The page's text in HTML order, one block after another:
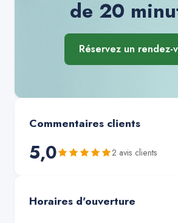
de 20
Réservez un rendez-
Commentaires clients
5,0 2 avis clients
Horaires d'ouverture